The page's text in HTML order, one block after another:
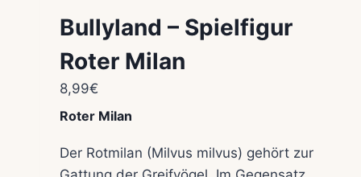
Bullyland – Spielfigur
Roter Milan
8,99€
Roter Milan
Der Rotmilan (Milvus milvus) gehört zur